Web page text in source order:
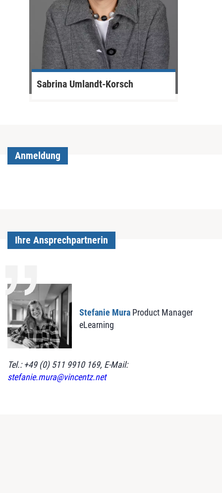
Sabrina Umlandt-Korsch
Anmeldung
Ihre Ansprechpartnerin
Stefanie Mura Product Manager
eLearning
Tel.: +49 (0) 511 9910 169, E-Mail:
stefanie.mura@vincentz.net